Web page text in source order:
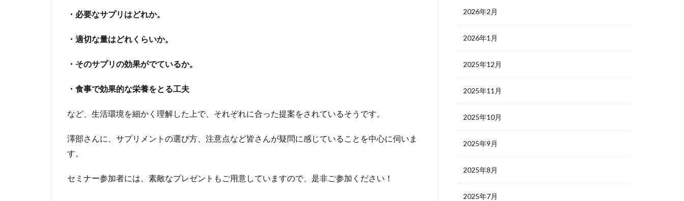
・必要なサプリはどれか。
・適切な量はどれくらいか。
・そのサプリの効果がでているか。
・食事で効果的な栄養をとる工夫
など、生活環境を細かく理解した上で、それぞれに合った提案をされているそうです。
澤部さんに、サプリメントの選び方、注意点など皆さんが疑問に感じていることを中心に伺いま
す。
セミナー参加者には、素敵なプレゼントもご用意していますので、是非ご参加ください！
2026年2月
2026年1月
2025年12月
2025年11月
2025年10月
2025年9月
2025年8月
2025年7月